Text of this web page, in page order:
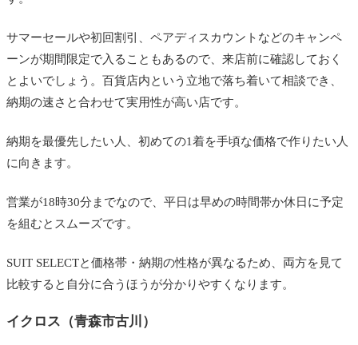
サマーセールや初回割引、ペアディスカウントなどのキャンペ
ーンが期間限定で入ることもあるので、来店前に確認しておく
とよいでしょう。百貨店内という立地で落ち着いて相談でき、
納期の速さと合わせて実用性が高い店です。
納期を最優先したい人、初めての1着を手頃な価格で作りたい人
に向きます。
営業が18時30分までなので、平日は早めの時間帯か休日に予定
を組むとスムーズです。
SUIT SELECTと価格帯・納期の性格が異なるため、両方を見て
比較すると自分に合うほうが分かりやすくなります。
イクロス（青森市古川）